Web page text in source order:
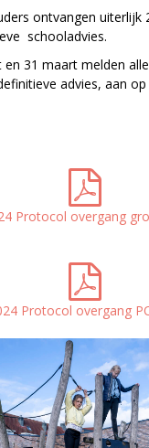
ontvangen uiterlijk
schooladvies.
31 maart melden
advies, aan
Protocol overgang
Protocol overgang